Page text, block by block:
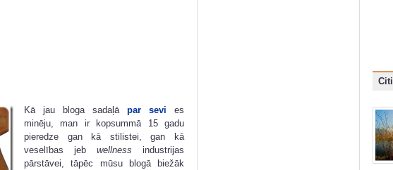
Kā jau bloga sadaļā par sevi es
minēju, man ir kopsummā 15 gadu
pieredze gan kā stilistei, gan kā
veselības jeb wellness industrijas
pārstāvei, tāpēc mūsu blogā biežāk